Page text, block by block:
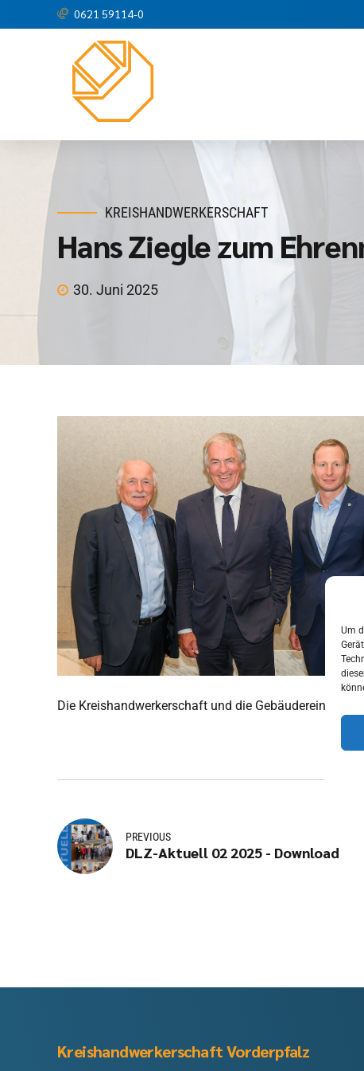
Um
0621 59114-0
KREISHANDWERKERSCHAFT
Hans Ziegle zum
30. Juni 2025
Die Kreishandwerkerschaft und die Gebäudereiniger-
PREVIOUS
DLZ-Aktuell 02 2025 - Download
Kreishandwerkerschaft Vorderpfalz